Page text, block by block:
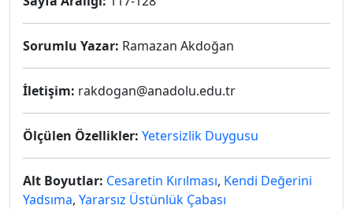
Sorumlu Yazar: Ramazan Akdoğan
İletişim: rakdogan@anadolu.edu.tr
Ölçülen Özellikler: Yetersizlik Duygusu
Alt Boyutlar: Cesaretin Kırılması, Kendi Değerini
Yadsıma, Yararsız Üstünlük Çabası